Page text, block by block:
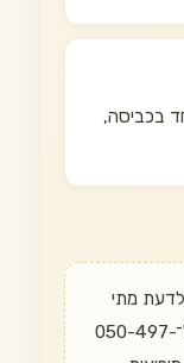
בכביסה,
לדעת מתי
הוא חוזר? שלחו הודעה בוואטסאפ ל־050-497-